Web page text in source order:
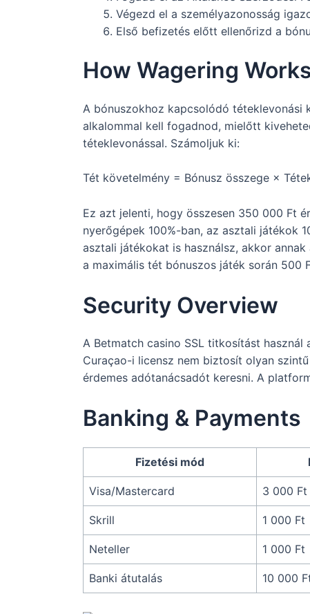
Végezd el a személyazonosság
Első befizetés előtt ellenőrizd a
How Wagering
A bónuszokhoz kapcsolódó téteklevonási
alkalommal kell fogadnod, mielőtt
téteklevonással. Számoljuk ki:
Tét követelmény = Bónusz összege ×
Ez azt jelenti, hogy összesen 350 000 Ft
nyerőgépek 100%-ban, az asztali játékok
asztali játékokat is használsz, akkor
a maximális tét bónuszos játék során 500
Security Overview
A Betmatch casino SSL titkosítást
Curaçao-i licensz nem biztosít olyan
érdemes adótanácsadót keresni. A
Banking & Payments
Fizetési mód
Visa/Mastercard 3 000 Ft
Skrill 1 000 Ft
Neteller 1 000 Ft
Banki átutalás 10 000